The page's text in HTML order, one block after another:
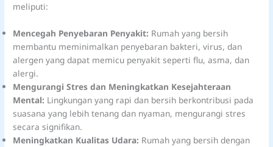
meliputi:
Mencegah Penyebaran Penyakit: Rumah yang bersih
membantu meminimalkan penyebaran bakteri, virus, dan
alergen yang dapat memicu penyakit seperti flu, asma, dan
alergi.
Mengurangi Stres dan Meningkatkan Kesejahteraan
Mental: Lingkungan yang rapi dan bersih berkontribusi pada
suasana yang lebih tenang dan nyaman, mengurangi stres
secara signifikan.
Meningkatkan Kualitas Udara: Rumah yang bersih dengan